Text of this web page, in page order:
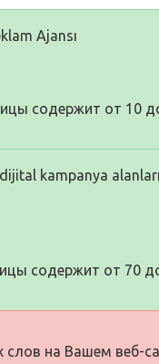
Ajansı
содержит от 10
kampanya
содержит от 70
на Вашем веб-